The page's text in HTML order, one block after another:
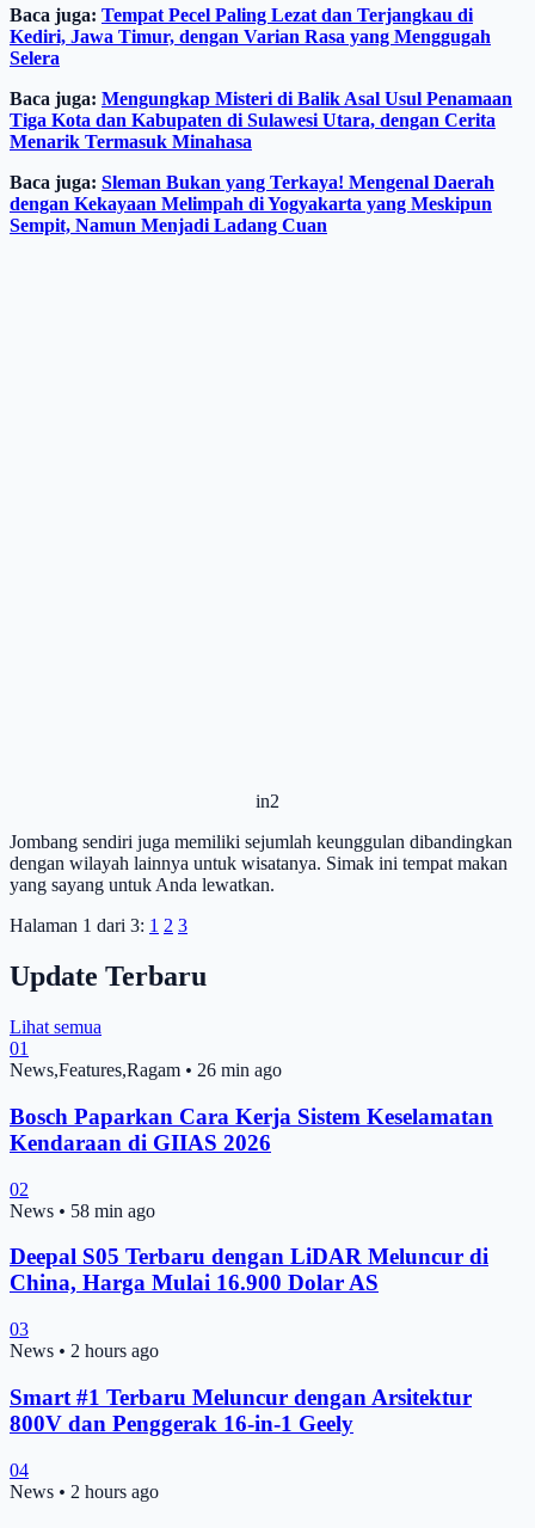
Baca juga: Tempat Pecel Paling Lezat dan Terjangkau di
Kediri, Jawa Timur, dengan Varian Rasa yang Menggugah
Selera
Baca juga: Mengungkap Misteri di Balik Asal Usul Penamaan
Tiga Kota dan Kabupaten di Sulawesi Utara, dengan Cerita
Menarik Termasuk Minahasa
Baca juga: Sleman Bukan yang Terkaya! Mengenal Daerah
dengan Kekayaan Melimpah di Yogyakarta yang Meskipun
Sempit, Namun Menjadi Ladang Cuan
in2
Jombang sendiri juga memiliki sejumlah keunggulan dibandingkan
dengan wilayah lainnya untuk wisatanya. Simak ini tempat makan
yang sayang untuk Anda lewatkan.
Halaman 1 dari 3: 1 2 3
Update Terbaru
Lihat semua
01
News,Features,Ragam • 26 min ago
Bosch Paparkan Cara Kerja Sistem Keselamatan
Kendaraan di GIIAS 2026
02
News • 58 min ago
Deepal S05 Terbaru dengan LiDAR Meluncur di
China, Harga Mulai 16.900 Dolar AS
03
News • 2 hours ago
Smart #1 Terbaru Meluncur dengan Arsitektur
800V dan Penggerak 16-in-1 Geely
04
News • 2 hours ago